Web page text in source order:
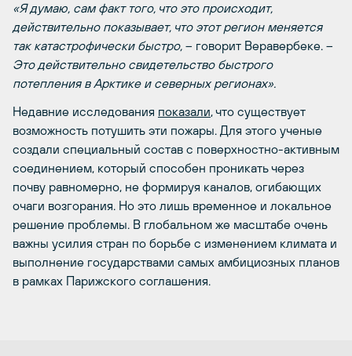
«Я думаю, сам факт того, что это происходит,
действительно показывает, что этот регион меняется
так катастрофически быстро, – говорит Веравербеке. –
Это действительно свидетельство быстрого
потепления в Арктике и северных регионах».
Недавние исследования показали, что существует
возможность потушить эти пожары. Для этого ученые
создали специальный состав с поверхностно-активным
соединением, который способен проникать через
почву равномерно, не формируя каналов, огибающих
очаги возгорания. Но это лишь временное и локальное
решение проблемы. В глобальном же масштабе очень
важны усилия стран по борьбе с изменением климата и
выполнение государствами самых амбициозных планов
в рамках Парижского соглашения.